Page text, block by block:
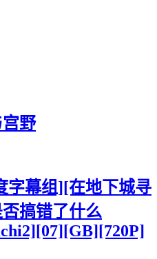
野
字幕组][在地下城寻
搞错了什么